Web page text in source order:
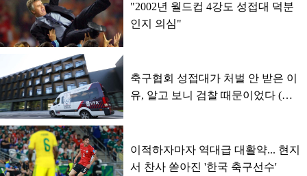
"2002년 월드컵 4강도 성접대 덕분
인지 의심"
축구협회 성접대가 처벌 안 받은 이
유, 알고 보니 검찰 때문이었다 (이
이적하자마자 역대급 대활약... 현지
서 찬사 쏟아진 '한국 축구선수'